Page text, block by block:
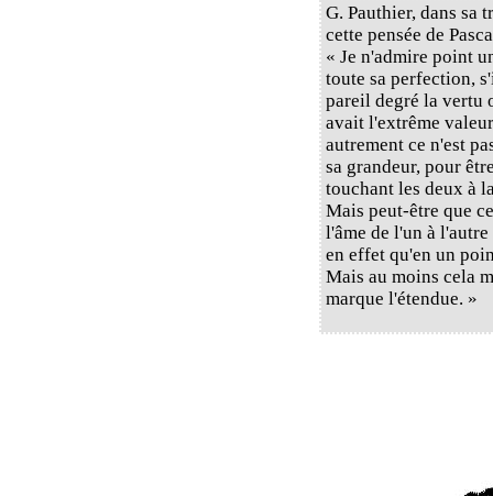
G. Pauthier, dans sa
cette pensée de
« Je n'admire point
toute sa perfection,
pareil degré la vertu
avait l'extrême
autrement ce n'est
sa grandeur, pour
touchant les deux à
Mais peut-être que
l'âme de l'un à
en effet qu'en un
Mais au moins cela
marque l'étendue. »